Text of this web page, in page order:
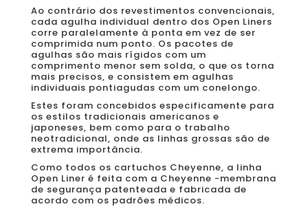
Ao contrário dos revestimentos convencionais,
cada agulha individual dentro dos Open Liners
corre paralelamente à ponta em vez de ser
comprimida num ponto. Os pacotes de
agulhas são mais rígidos com um
comprimento menor sem solda, o que os torna
mais precisos, e consistem em agulhas
individuais pontiagudas com um conelongo.
Estes foram concebidos especificamente para
os estilos tradicionais americanos e
japoneses, bem como para o trabalho
neotradicional, onde as linhas grossas são de
extrema importância.
Como todos os cartuchos Cheyenne, a linha
Open Liner é feita com a Cheyenne -membrana
de segurança patenteada e fabricada de
acordo com os padrões médicos.